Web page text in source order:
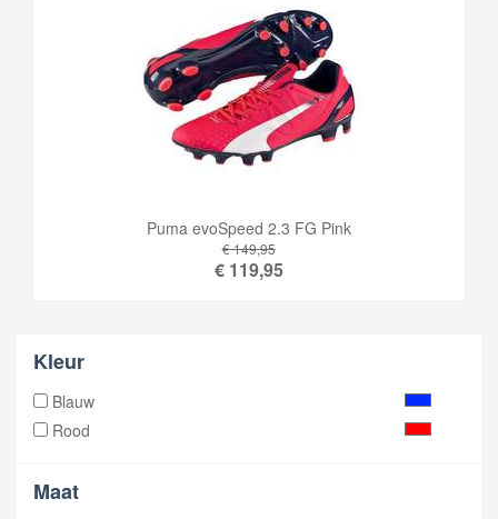
Puma evoSpeed ​​2.3 FG Pink
€ 149,95
€ 119,95
Kleur
Blauw
Rood
Maat